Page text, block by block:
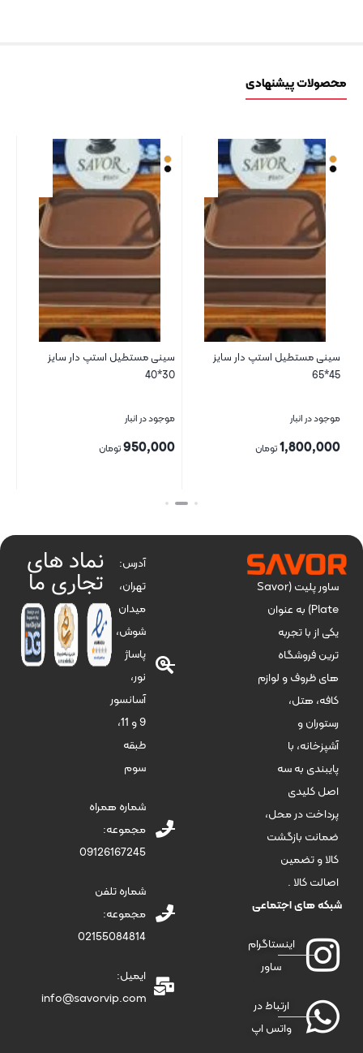
محصولات پیشنهادی
سینی مستطیل استپ دار سایز
45*65
موجود در انبار
1,800,000تومان
سینی مستطیل استپ دار سایز
30*40
موجود در انبار
950,000تومان
بستن
ساور پلیت (Savor
Plate) به عنوان
یکی از با تجربه
ترین فروشگاه
های ظروف و لوازم
کافه، هتل،
رستوران و
آشپزخانه، با
پایبندی به سه
اصل کلیدی
پرداخت در محل،
ضمانت بازگشت
کالا و تضمین
اصالت کالا .
شبکه های اجتماعی
اینستاگرام
ساور
ارتباط در
واتس اپ
آدرس:
تهران،
میدان
شوش،
پاساژ
نور،
آسانسور
9 و 11،
طبقه
سوم
شماره همراه
مجموعه:
09126167245
شماره تلفن
مجموعه:
02155084814
ایمیل:
info@savorvip.com
نماد های
تجاری ما